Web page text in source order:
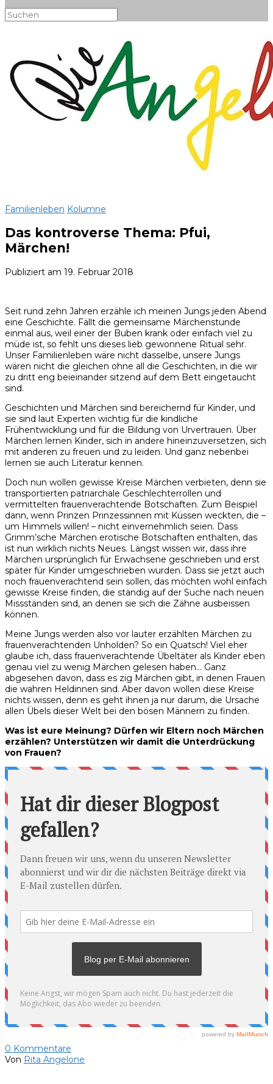
Familienleben Kolumne
Das kontroverse Thema: Pfui,
Märchen!
Publiziert am 19. Februar 2018
Seit rund zehn Jahren erzähle ich meinen Jungs jeden Abend
eine Geschichte. Fällt die gemeinsame Märchenstunde
einmal aus, weil einer der Buben krank oder einfach viel zu
müde ist, so fehlt uns dieses lieb gewonnene Ritual sehr.
Unser Familienleben wäre nicht dasselbe, unsere Jungs
wären nicht die gleichen ohne all die Geschichten, in die wir
zu dritt eng beieinander sitzend auf dem Bett eingetaucht
sind.
Geschichten und Märchen sind bereichernd für Kinder, und
sie sind laut Experten wichtig für die kindliche
Frühentwicklung und für die Bildung von Urvertrauen. Über
Märchen lernen Kinder, sich in andere hineinzuversetzen, sich
mit anderen zu freuen und zu leiden. Und ganz nebenbei
lernen sie auch Literatur kennen.
Doch nun wollen gewisse Kreise Märchen verbieten, denn sie
transportierten patriarchale Geschlechterrollen und
vermittelten frauenverachtende Botschaften. Zum Beispiel
dann, wenn Prinzen Prinzessinnen mit Küssen weckten, die –
um Himmels willen! – nicht einvernehmlich seien. Dass
Grimm’sche Märchen erotische Botschaften enthalten, das
ist nun wirklich nichts Neues. Längst wissen wir, dass ihre
Märchen ursprünglich für Erwachsene geschrieben und erst
später für Kinder umgeschrieben wurden. Dass sie jetzt auch
noch frauenverachtend sein sollen, das möchten wohl einfach
gewisse Kreise finden, die ständig auf der Suche nach neuen
Missständen sind, an denen sie sich die Zähne ausbeissen
können.
Meine Jungs werden also vor lauter erzählten Märchen zu
frauenverachtenden Unholden? So ein Quatsch! Viel eher
glaube ich, dass frauenverachtende Übeltäter als Kinder eben
genau viel zu wenig Märchen gelesen haben… Ganz
abgesehen davon, dass es zig Märchen gibt, in denen Frauen
die wahren Heldinnen sind. Aber davon wollen diese Kreise
nichts wissen, denn es geht ihnen ja nur darum, die Ursache
allen Übels dieser Welt bei den bösen Männern zu finden.
Was ist eure Meinung? Dürfen wir Eltern noch Märchen
erzählen? Unterstützen wir damit die Unterdrückung
von Frauen?
0 Kommentare
Von Rita Angelone